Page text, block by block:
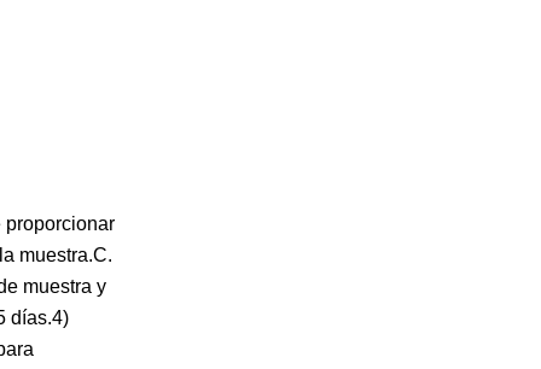
proporcionar
muestra.C.
muestra y
días.4)